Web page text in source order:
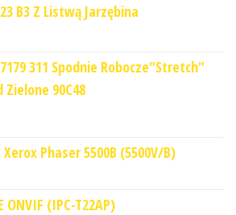
B3 Z Listwą Jarzębina
311 Spodnie Robocze"Stretch"
Zielone 90C48
Phaser 5500B (5500V/B)
ONVIF (IPC-T22AP)